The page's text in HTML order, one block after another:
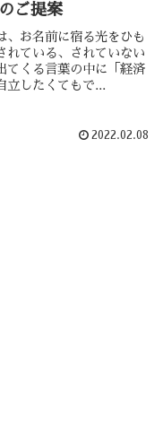
ご提案
、お名前に宿る光をひも
れている、されていない
てくる言葉の中に「経済
立したくてもで...
2022.02.08